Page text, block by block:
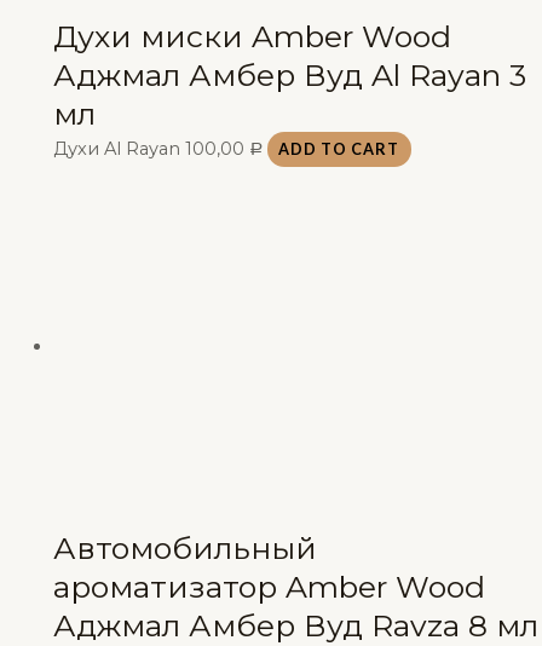
Духи миски Amber Wood
Аджмал Амбер Вуд Al Rayan 3
мл
Духи Al Rayan 100,00 Р ADD TO CART
Автомобильный
ароматизатор Amber Wood
Аджмал Амбер Вуд Ravza 8 мл